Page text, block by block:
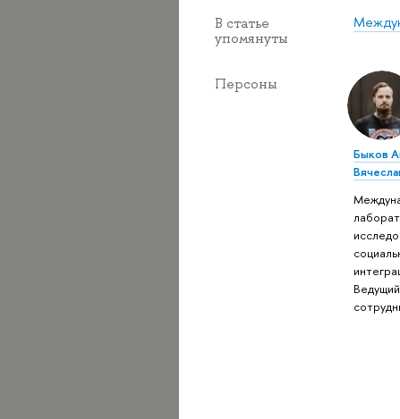
В статье
упомянуты
Персоны
Быков